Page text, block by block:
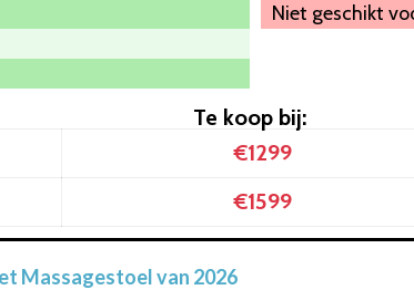
Niet geschikt
Te koop bij:
€1299
€1599
Massagestoel van 2026